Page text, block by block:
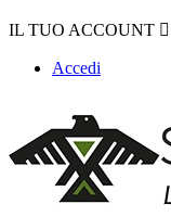
IL TUO ACCOUNT 
Accedi